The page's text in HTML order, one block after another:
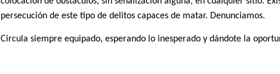
persecución de este tipo de delitos capaces de matar. Denunciamos.
Circula siempre equipado, esperando lo inesperado y dándote la